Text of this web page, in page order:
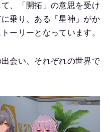
、「開拓」の意思を受け
乗り、ある「星神」がか
ーリーとなっています。
会い、それぞれの世界で